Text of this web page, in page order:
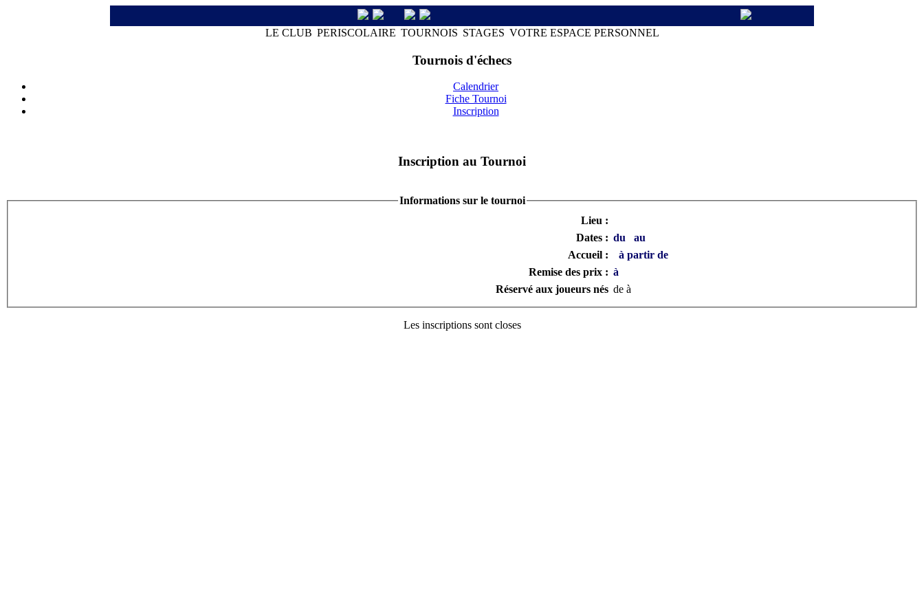
LE CLUB PERISCOLAIRE TOURNOIS STAGES VOTRE ESPACE PERSONNEL
Tournois d'échecs
Calendrier
Fiche Tournoi
Inscription
Inscription au Tournoi
Informations sur le tournoi
Lieu :
Dates : du au
Accueil :
à partir de
Remise des prix : à
Réservé aux joueurs nés de à
Les inscriptions sont closes